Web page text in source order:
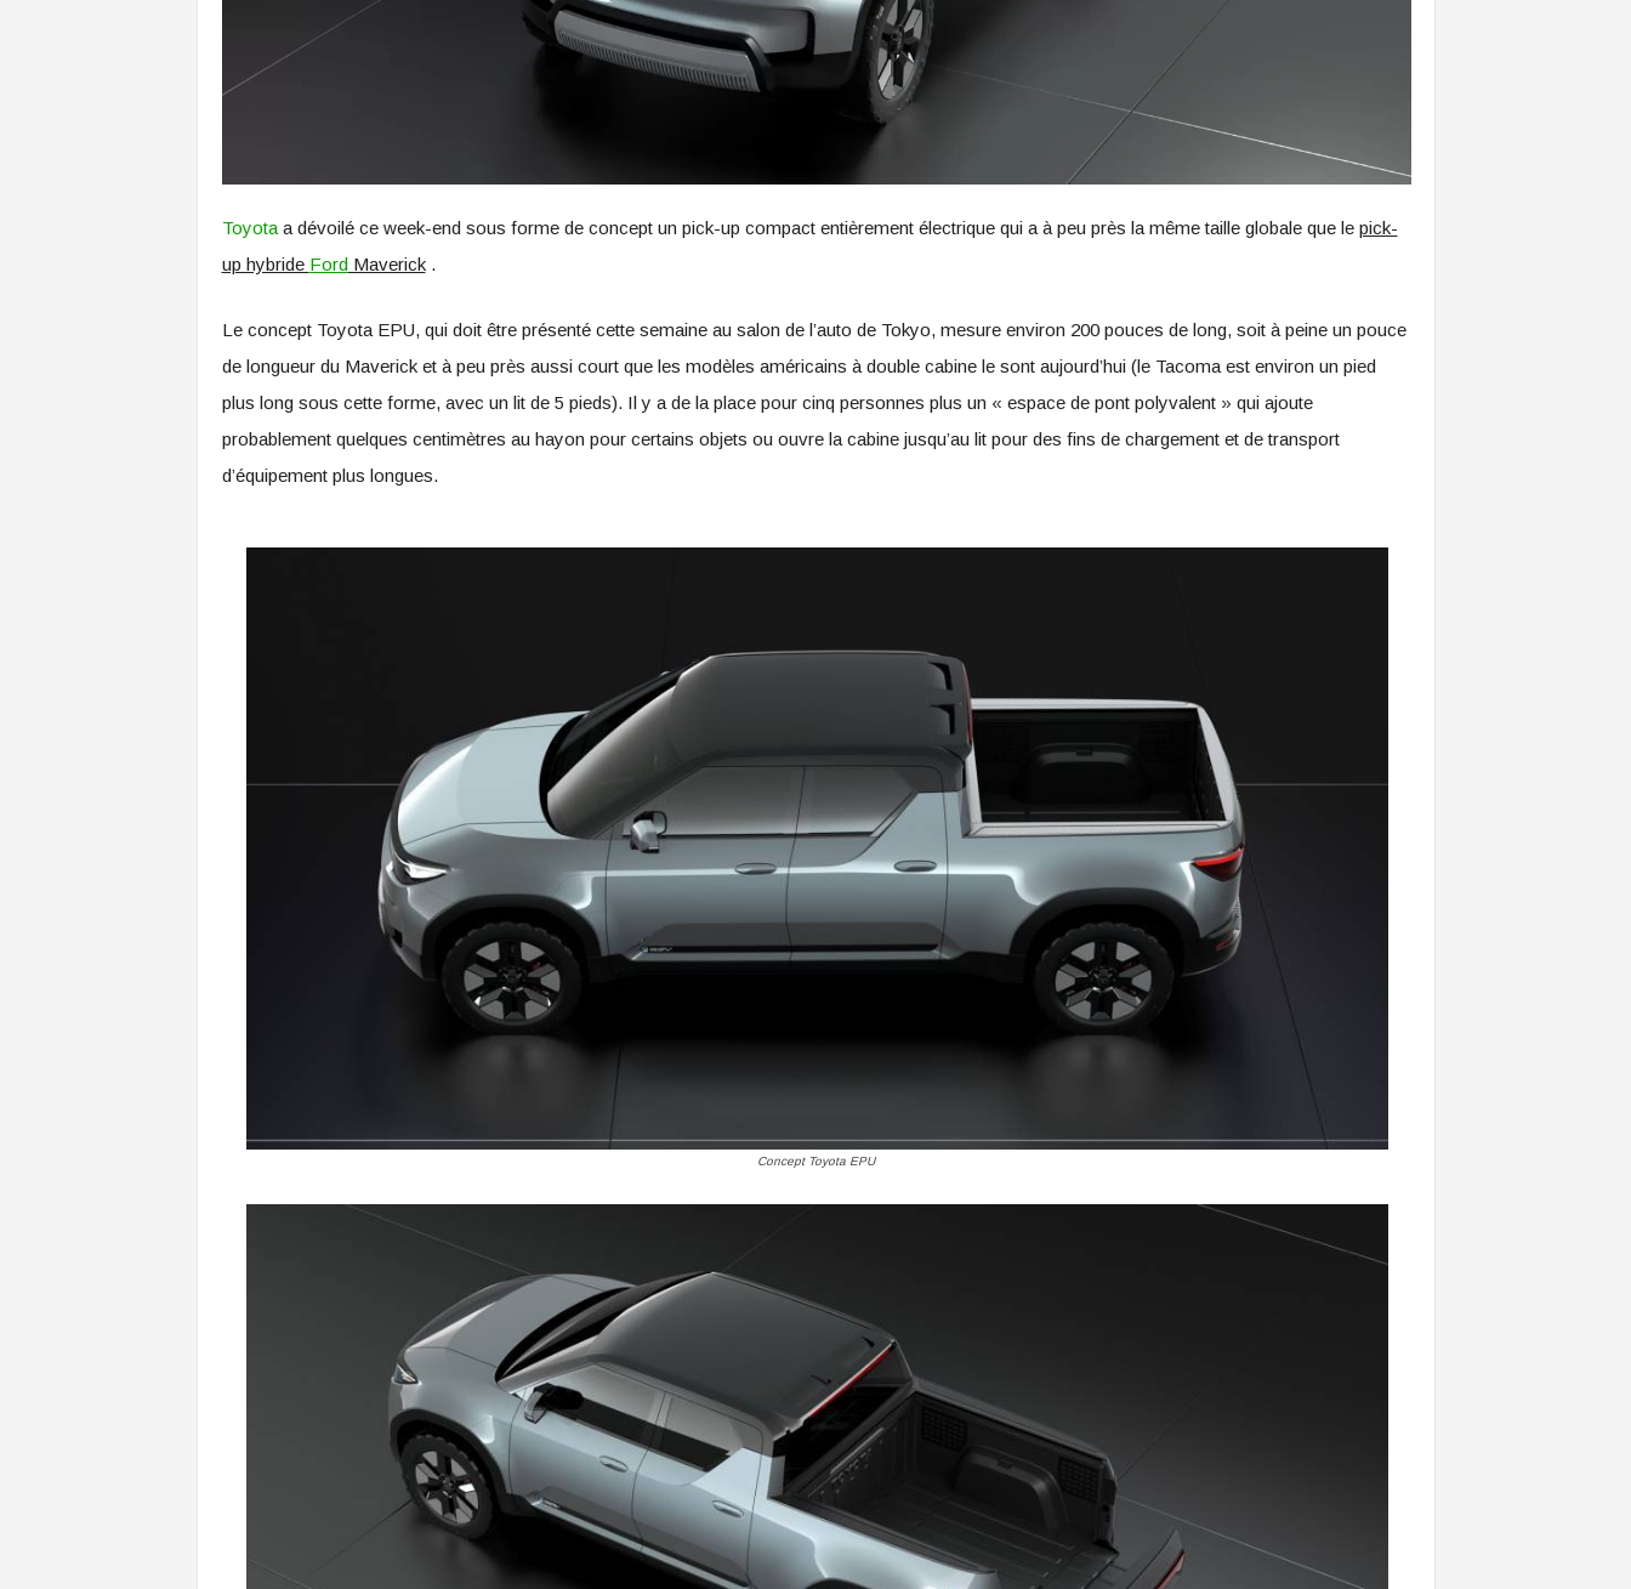
Toyotaa dévoilé ce week-end sous forme de concept un pick-up compact entièrement électrique qui a à peu près la même taille globale que le pick-
up hybride FordMaverick.
Le concept Toyota EPU, qui doit être présenté cette semaine au salon de l’auto de Tokyo, mesure environ 200 pouces de long, soit à peine un pouce
de longueur du Maverick et à peu près aussi court que les modèles américains à double cabine le sont aujourd’hui (le Tacoma est environ un pied
plus long sous cette forme, avec un lit de 5 pieds). Il y a de la place pour cinq personnes plus un « espace de pont polyvalent » qui ajoute
probablement quelques centimètres au hayon pour certains objets ou ouvre la cabine jusqu’au lit pour des fins de chargement et de transport
d’équipement plus longues.
Concept Toyota EPU